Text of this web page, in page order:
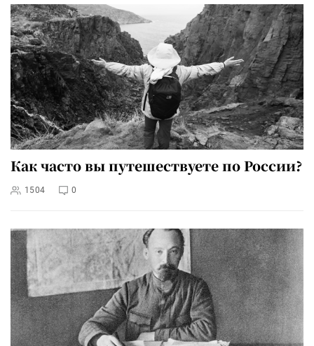
Как часто вы путешествуете по России?
1504 0